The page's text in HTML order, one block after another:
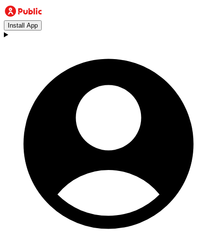
Install App